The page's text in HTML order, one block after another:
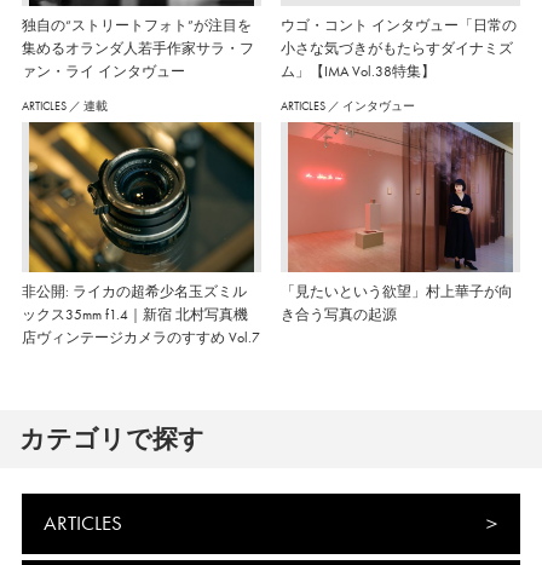
独自の“ストリートフォト”が注目を
集めるオランダ人若手作家サラ・フ
ァン・ライ インタヴュー
ウゴ・コント インタヴュー「日常の
小さな気づきがもたらすダイナミズ
ム」【IMA Vol.38特集】
ARTICLES ／ 連載
非公開: ライカの超希少名玉ズミル
ックス35mm f1.4｜新宿 北村写真機
店ヴィンテージカメラのすすめ Vol.7
ARTICLES ／ インタヴュー
「見たいという欲望」村上華子が向
き合う写真の起源
カテゴリで探す
ARTICLES